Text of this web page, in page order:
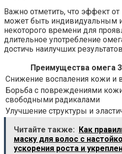
Важно отметить, что эффект
может быть индивидуальным
некоторого времени для
длительное употребление
достичь наилучших
Преимущества омега
Снижение воспаления кожи и
Борьба с повреждениями
свободными радикалами
Улучшение структуры и
Читайте также:
Как
маску для волос с
ускорения роста и